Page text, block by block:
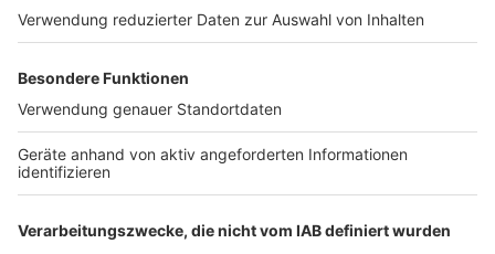
wissen, dass Kardamom ein Gewürz ist und kein
Ersatzteil fürs Auto. Das ist "Foodtainment" der
Extraklasse. Feinste Küche, die man überall genießen
oder wie Nelson es sagt: "Macht nix, wenn's
schmeckt!"
Nelson Müller live erleben? Hier gibt esInfos zu den